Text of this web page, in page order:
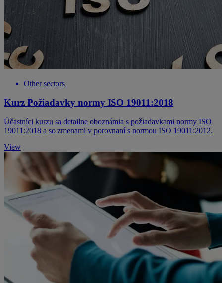
Other sectors
Kurz Požiadavky normy ISO 19011:2018
Účastníci kurzu sa detailne oboznámia s požiadavkami normy ISO
19011:2018 a so zmenami v porovnaní s normou ISO 19011:2012.
View